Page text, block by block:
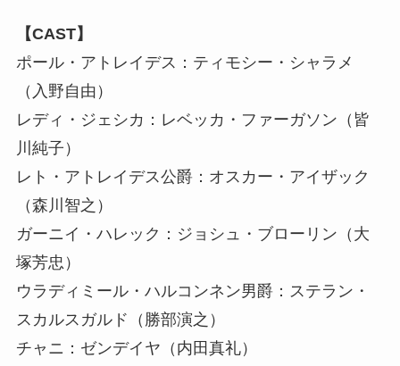
【CAST】
ポール・アトレイデス：ティモシー・シャラメ
（入野自由）
レディ・ジェシカ：レベッカ・ファーガソン（皆
川純子）
レト・アトレイデス公爵：オスカー・アイザック
（森川智之）
ガーニイ・ハレック：ジョシュ・ブローリン（大
塚芳忠）
ウラディミール・ハルコンネン男爵：ステラン・
スカルスガルド（勝部演之）
チャニ：ゼンデイヤ（内田真礼）